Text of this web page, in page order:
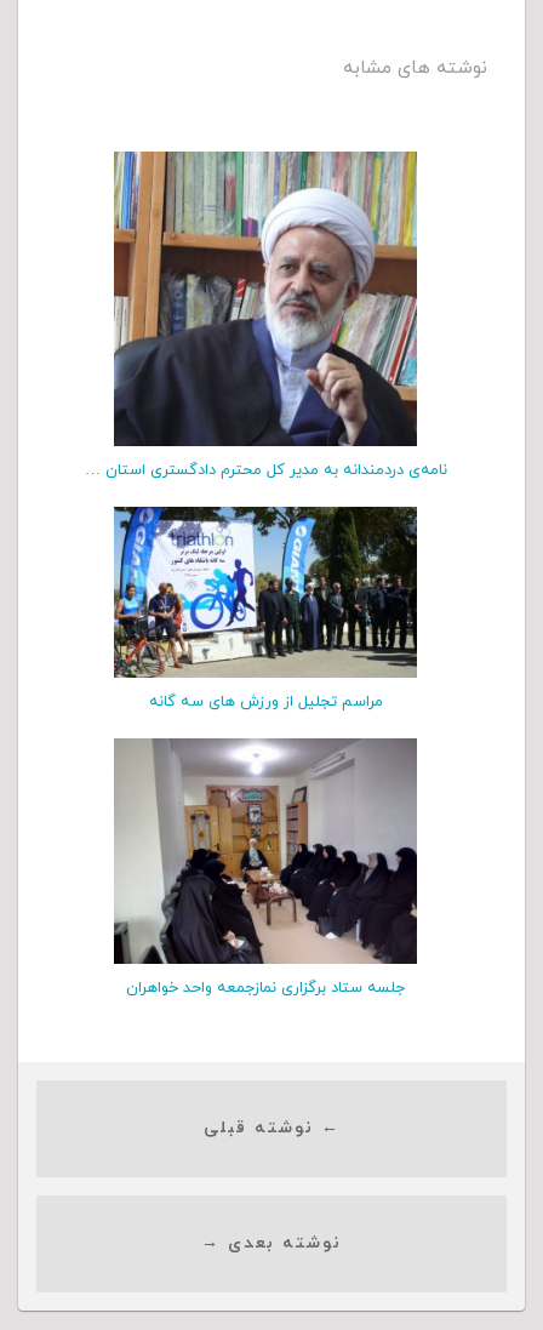
نوشته های مشابه
نامه‌ی دردمندانه به مدیر كل محترم دادگستری استان …
مراسم تجلیل از ورزش های سه گانه
جلسه ستاد برگزاری نمازجمعه واحد خواهران
← نوشته قبلی
نوشته بعدی →